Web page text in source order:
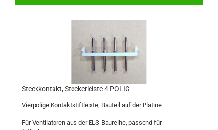
Steckkontakt, Steckerleiste 4-POLIG
Vierpolige Kontaktstiftleiste, Bauteil auf der Platine
Für Ventilatoren aus der ELS-Baureihe, passend für